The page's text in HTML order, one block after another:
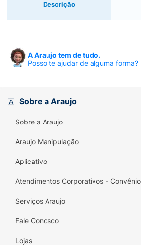
Descrição
A Araujo tem de tudo.
Posso te ajudar de alguma forma?
Sobre a Araujo
Sobre a Araujo
Araujo Manipulação
Aplicativo
Atendimentos Corporativos - Convênio
Serviços Araujo
Fale Conosco
Lojas